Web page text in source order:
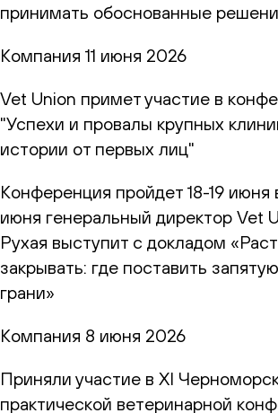
принимать обоснованные
Компания 11 июня 2026
Vet Union примет участие в
"Успехи и провалы крупных
истории от первых лиц"
Конференция пройдет 18-19 июня
июня генеральный директор Vet
Рухая выступит с докладом
закрывать: где поставить
грани»
Компания 8 июня 2026
Приняли участие в XI
практической ветеринарной